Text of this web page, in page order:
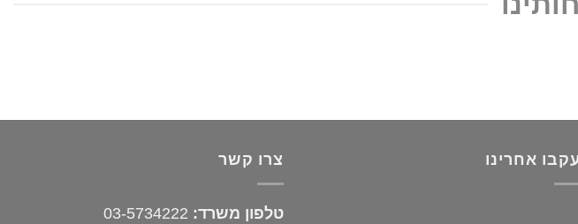
אחרינו צרו קשר
טלפון משרד: 03-5734222